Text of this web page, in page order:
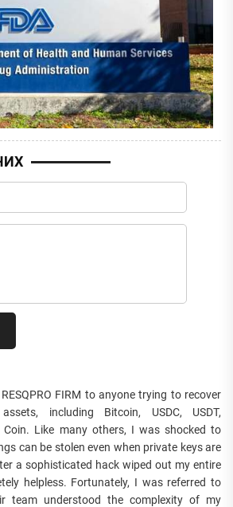
FIRM to anyone trying to recover
including Bitcoin, USDC, USDT,
Coin. Like many others, I was shocked to
can be stolen even when private keys are
a sophisticated hack wiped out my entire
helpless. Fortunately, I was referred to
team understood the complexity of my